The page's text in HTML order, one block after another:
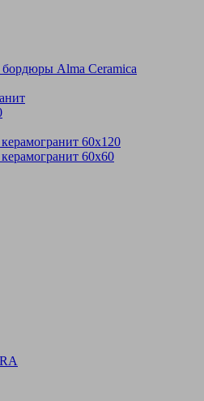
Alma Ceramica
60х120
60х60